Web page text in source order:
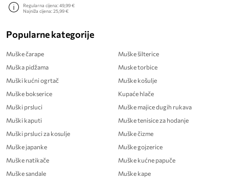
Regularna cijena:49,99 €
Najniža cijena:25,99 €
Popularne kategorije
Muške čarape
Muška pidžama
Muški kućni ogrtač
Muške bokserice
Muški prsluci
Muški kaputi
Muški prsluci za kosulje
Muške japanke
Muške natikače
Muške sandale
Muške šilterice
Muske torbice
Muške košulje
Kupaće hlače
Muške majice dugih rukava
Muške tenisice za hodanje
Muške čizme
Muške gojzerice
Muške kućne papuče
Muške kape